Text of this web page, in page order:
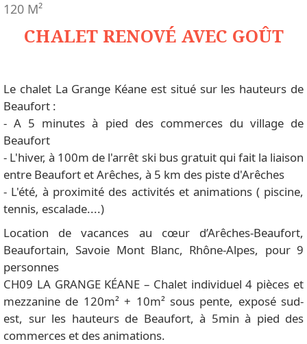
CHALET RENOVÉ AVEC GOÛT
120 M²
Le chalet La Grange Kéane est situé sur les hauteurs de
Beaufort :
- A 5 minutes à pied des commerces du village de
Beaufort
- L'hiver, à 100m de l'arrêt ski bus gratuit qui fait la liaison
entre Beaufort et Arêches, à 5 km des piste d'Arêches
- L'été, à proximité des activités et animations ( piscine,
tennis, escalade....)
Location de vacances au cœur d’Arêches-Beaufort,
Beaufortain, Savoie Mont Blanc, Rhône-Alpes, pour 9
personnes
CH09 LA GRANGE KÉANE – Chalet individuel 4 pièces et
mezzanine de 120m² + 10m² sous pente, exposé sud-
est, sur les hauteurs de Beaufort, à 5min à pied des
commerces et des animations.